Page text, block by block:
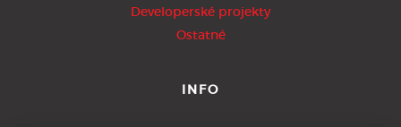
Developerské projekty
Ostatné
INFO